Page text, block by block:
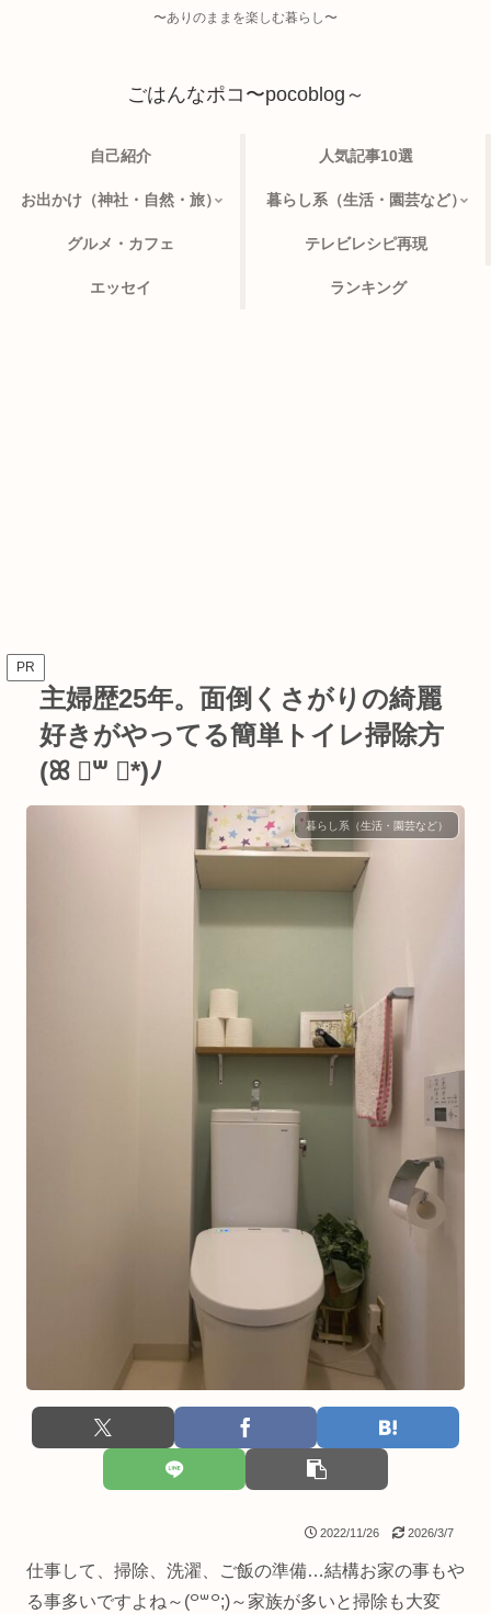
〜ありのままを楽しむ暮らし〜
ごはんなポコ〜pocoblog～
自己紹介 人気記事10選
お出かけ（神社・自然・旅） 暮らし系（生活・園芸など）
グルメ・カフェ テレビレシピ再現
エッセイ ランキング
PR
主婦歴25年。面倒くさがりの綺麗
好きがやってる簡単トイレ掃除方
(ꕤ ॑꒳ ॑*)ﾉ
暮らし系（生活・園芸など）
2022/11/26 2026/3/7
仕事して、掃除、洗濯、ご飯の準備…結構お家の事もや
る事多いですよね～(꒪꒳꒪;)～家族が多いと掃除も大変